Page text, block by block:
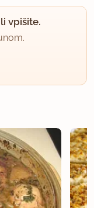
čimveč.
vpišite.